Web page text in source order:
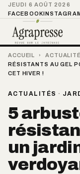
JEUDI 6 AOÛT 2026
FACEBOOK
ACCUEIL ›
RÉSISTANTS AU GEL
CET HIVER !
ACTUALITÉS ·
5
un